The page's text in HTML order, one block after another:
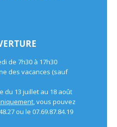
de 7h30 à 17h30
des vacances (sauf
du 13 juillet au 18 août
, vous pouvez
ou le 07.69.87.84.19